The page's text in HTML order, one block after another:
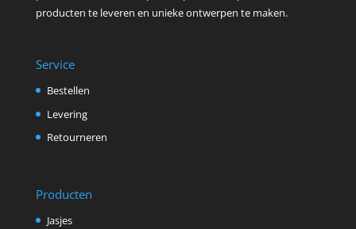
producten te leveren en unieke ontwerpen te maken.
Service
Bestellen
Levering
Retourneren
Producten
Jasjes